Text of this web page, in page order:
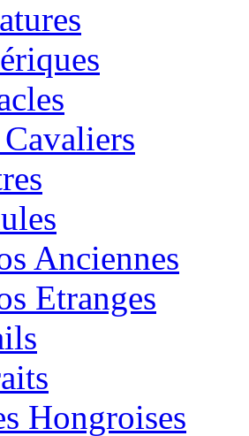
Anciennes
Etranges
Hongroises